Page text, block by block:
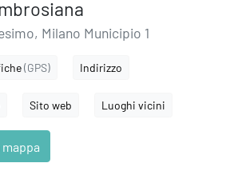
Milano Municipio 1
(GPS) Indirizzo
Sito web Luoghi vicini